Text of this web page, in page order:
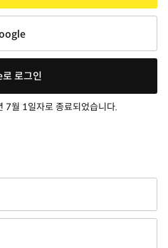
로그인
7월 1일자로 종료되었습니다.